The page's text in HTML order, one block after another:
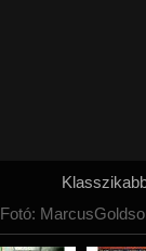
Fotó: